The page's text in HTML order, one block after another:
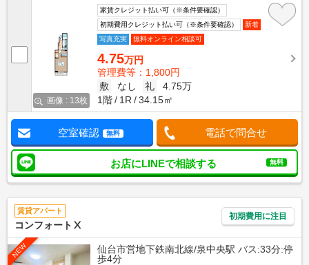
画像 : 13枚
家賃クレジット払い可（※条件要確認）
初期費用クレジット払い可（※条件要確認）
新着
写真充実
無料オンライン相談可
4.75万円
管理費等：1,800円
敷
なし 礼
4.75万
1階
1R 34.15㎡
空室確認 無料 電話で問合せ
お店にLINEで相談する 無料
賃貸アパート
コンフォートⅩ
初期費用に注目
NEW
仙台市営地下鉄南北線/泉中央駅 バス:33分:停
歩4分